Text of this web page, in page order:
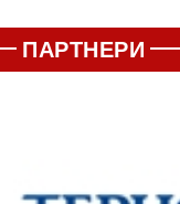
ПАРТНЕРИ